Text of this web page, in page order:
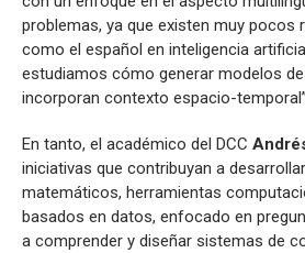
problemas, ya que existen muy pocos
como el español en inteligencia
estudiamos cómo generar modelos de
incorporan contexto espacio-
En tanto, el académico del DCC
iniciativas que contribuyan a
matemáticos, herramientas
basados en datos, enfocado en
a comprender y diseñar sistemas de